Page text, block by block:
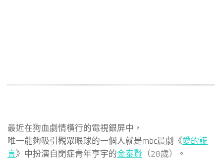
最近在狗血劇情橫行的電視銀屏中，
唯一能夠吸引觀眾眼球的一個人就是mbc晨劇《愛的謊
言》中扮演自閉症青年亨宇的金泰賢 （28歲） 。